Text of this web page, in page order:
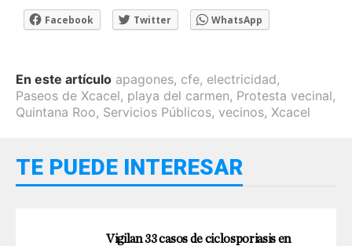
Facebook Twitter WhatsApp
En este artículo apagones, cfe, electricidad,
Paseos de Xcacel, playa del carmen, Protesta vecinal,
Quintana Roo, Servicios Públicos, vecinos, Xcacel
TE PUEDE INTERESAR
Vigilan 33 casos de ciclosporiasis en